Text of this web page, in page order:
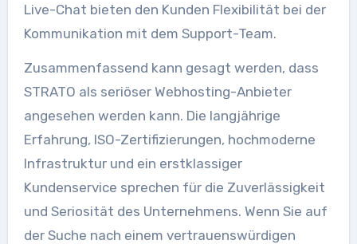
Live-Chat bieten den Kunden Flexibilität bei der
Kommunikation mit dem Support-Team.
Zusammenfassend kann gesagt werden, dass
STRATO als seriöser Webhosting-Anbieter
angesehen werden kann. Die langjährige
Erfahrung, ISO-Zertifizierungen, hochmoderne
Infrastruktur und ein erstklassiger
Kundenservice sprechen für die Zuverlässigkeit
und Seriosität des Unternehmens. Wenn Sie auf
der Suche nach einem vertrauenswürdigen